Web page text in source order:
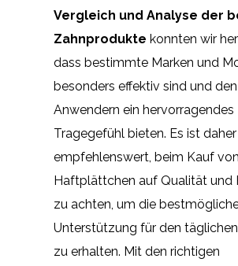
Vergleich und Analyse der
Zahnprodukte konnten wir
dass bestimmte Marken und
besonders effektiv sind und den
Anwendern ein hervorragendes
Tragegefühl bieten. Es ist daher
empfehlenswert, beim Kauf von
Haftplättchen auf Qualität und
zu achten, um die
Unterstützung für den
zu erhalten. Mit den richtigen